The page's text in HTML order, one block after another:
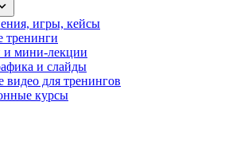
игры, кейсы
тренинги
мини-лекции
и слайды
видео для тренингов
курсы